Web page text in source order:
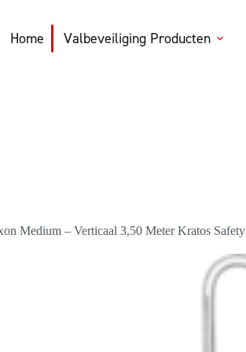
Home Valbeveiliging Producten
Medium – Verticaal 3,50 Meter Kratos